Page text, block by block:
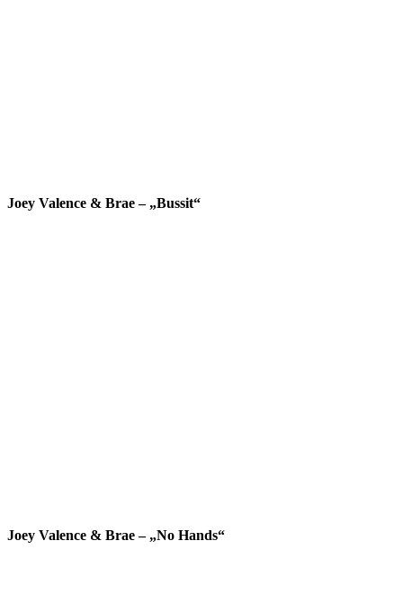
Joey Valence & Brae – „Bussit“
Joey Valence & Brae – „No Hands“